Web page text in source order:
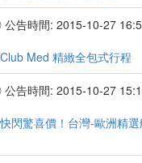
告時間: 2015-10-27
Club Med 精緻全包式行程
告時間: 2015-10-27
快閃驚喜價！台灣-歐洲精選